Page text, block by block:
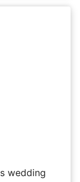
wedding